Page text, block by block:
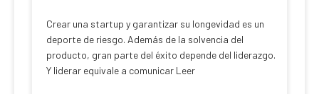
Crear una startup y garantizar su longevidad es un
deporte de riesgo. Además de la solvencia del
producto, gran parte del éxito depende del liderazgo.
Y liderar equivale a comunicar Leer